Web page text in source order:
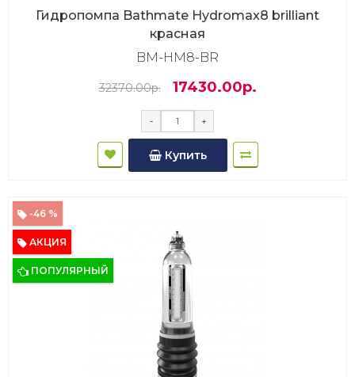
Гидропомпа Bathmate Hydromax8 brilliant
красная
BM-HM8-BR
32370.00р. 17430.00р.
- +
Купить
-46 %
АКЦИЯ
ПОПУЛЯРНЫЙ